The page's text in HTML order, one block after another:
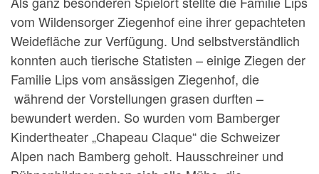
vom Wildensorger Ziegenhof eine ihrer gepachteten
Weidefläche zur Verfügung. Und selbstverständlich
konnten auch tierische Statisten – einige Ziegen der
Familie Lips vom ansässigen Ziegenhof, die
während der Vorstellungen grasen durften –
bewundert werden. So wurden vom Bamberger
Kindertheater „Chapeau Claque“ die Schweizer
Alpen nach Bamberg geholt. Hausschreiner und